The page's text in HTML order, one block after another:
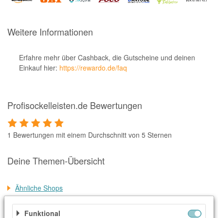
apodiscounter
OTTO Office
Udemy
Pets Deli
SNIPES
Click & Boat
XXXLutz
Weitere Informationen
Erfahre mehr über Cashback, die Gutscheine und deinen
Einkauf hier: https://rewardo.de/faq
Profisockelleisten.de Bewertungen
1 Bewertungen mit einem Durchschnitt von 5 Sternen
Deine Themen-Übersicht
Ähnliche Shops
Weitere Informationen
Funktional